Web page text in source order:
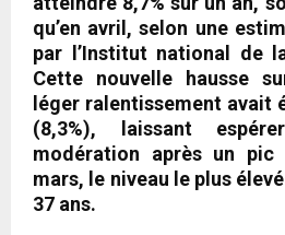
qu’en avril, selon une
par l’Institut national de
Cette nouvelle hausse
léger ralentissement avait
(8,3%), laissant
modération après un
mars, le niveau le plus
37 ans.